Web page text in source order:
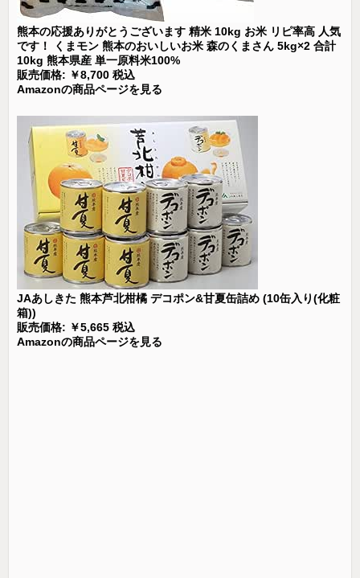
熊本の応援ありがとうございます 精米 10kg お米 リピ率高 人気
です！ くまモン 熊本のおいしいお米 森のくまさん 5kg×2 合計
10kg 熊本県産 単一原料米100%
販売価格: ￥8,700 税込
Amazonの商品ページを見る
JAあしきた 熊本芦北柑橘 デコポン&甘夏缶詰め (10缶入り(化粧
箱))
販売価格: ￥5,665 税込
Amazonの商品ページを見る